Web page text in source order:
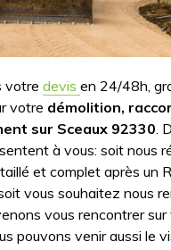
votre devis en 24/48h,
votre démolition,
sur Sceaux 92330 .
à vous: soit nous
et complet après un
vous souhaitez nous
vous rencontrer sur
pouvons venir aussi le